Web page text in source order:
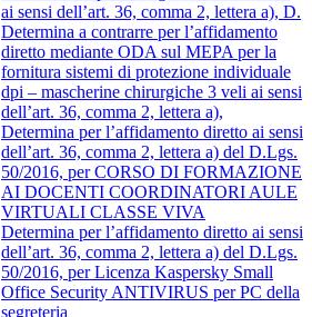
ai sensi dell’art. 36, comma 2, lettera a), D.
Determina a contrarre per l’affidamento
diretto mediante ODA sul MEPA per la
fornitura sistemi di protezione individuale
dpi – mascherine chirurgiche 3 veli ai sensi
dell’art. 36, comma 2, lettera a),
Determina per l’affidamento diretto ai sensi
dell’art. 36, comma 2, lettera a) del D.Lgs.
50/2016, per CORSO DI FORMAZIONE
AI DOCENTI COORDINATORI AULE
VIRTUALI CLASSE VIVA
Determina per l’affidamento diretto ai sensi
dell’art. 36, comma 2, lettera a) del D.Lgs.
50/2016, per Licenza Kaspersky Small
Office Security ANTIVIRUS per PC della
segreteria